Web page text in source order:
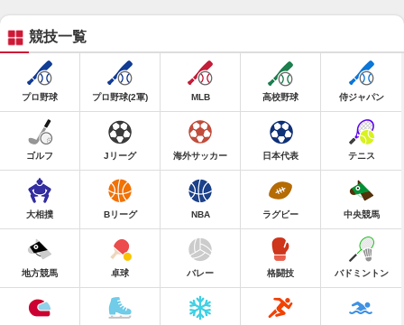
競技一覧
プロ野球 プロ野球(2軍) MLB 高校野球 侍ジャパン
ゴルフ Jリーグ 海外サッカー 日本代表 テニス
大相撲 Bリーグ NBA ラグビー 中央競馬
地方競馬 卓球 バレー 格闘技 バドミントン